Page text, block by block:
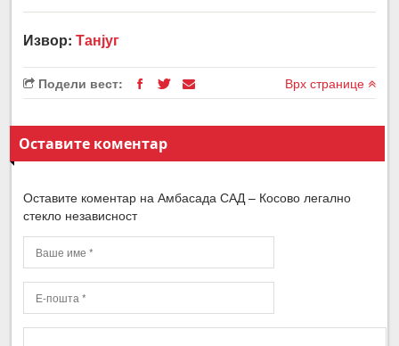
Извор:Танјуг
Подели вест: Врх странице
Оставите коментар
Оставите коментар на Амбасада САД – Косово легално
стекло независност